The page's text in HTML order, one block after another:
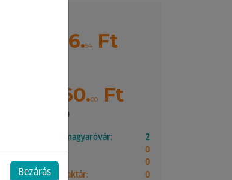
15 716.54 Ft
19 960.00 Ft
Pontok: 399
Mosonmagyaróvár:
2
Győr:
0
Paks:
0
Külső raktár:
0
Bezárás